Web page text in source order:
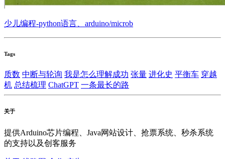
少儿编程-python语言、arduino/microb
Tags
质数 中断与轮询 我是怎么理解成功 张量 进化史 平衡车 穿越
机 总结梳理 ChatGPT 一条最长的路
关于
提供Arduino芯片编程、Java网站设计、抢票系统、秒杀系统
的支持以及创客服务